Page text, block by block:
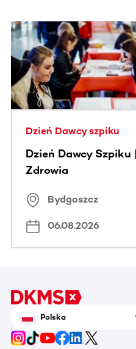
Ta sekcja zawiera treści
Dzień Dawcy szpiku
Dzień Dawcy
Zdrowia
Bydgoszcz
06.08.2026
Polska